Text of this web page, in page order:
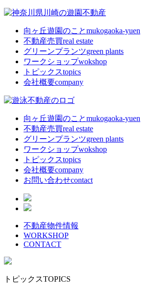
向ヶ丘遊園のことmukogaoka-yuen
不動産売買real estate
グリーンプランツgreen plants
ワークショップwokshop
トピックスtopics
会社概要company
向ヶ丘遊園のことmukogaoka-yuen
不動産売買real estate
グリーンプランツgreen plants
ワークショップwokshop
トピックスtopics
会社概要company
お問い合わせcontact
不動産物件情報
WORKSHOP
CONTACT
トピックスTOPICS